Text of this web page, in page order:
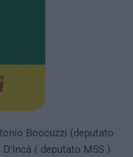
Boccuzzi (deputato
( deputato M5S )